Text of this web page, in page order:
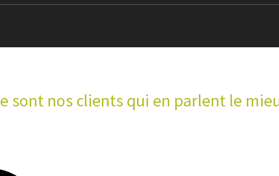
sont nos clients qui en parlent le